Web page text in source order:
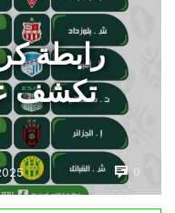
رابطة
تكشف
0